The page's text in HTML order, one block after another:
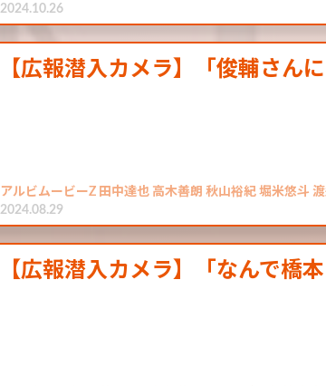
2024.10.26
【広報潜入カメラ】「俊輔さん
アルビムービーZ 田中達也 高木善朗 秋山裕紀 堀米悠斗
2024.08.29
【広報潜入カメラ】「なんで橋